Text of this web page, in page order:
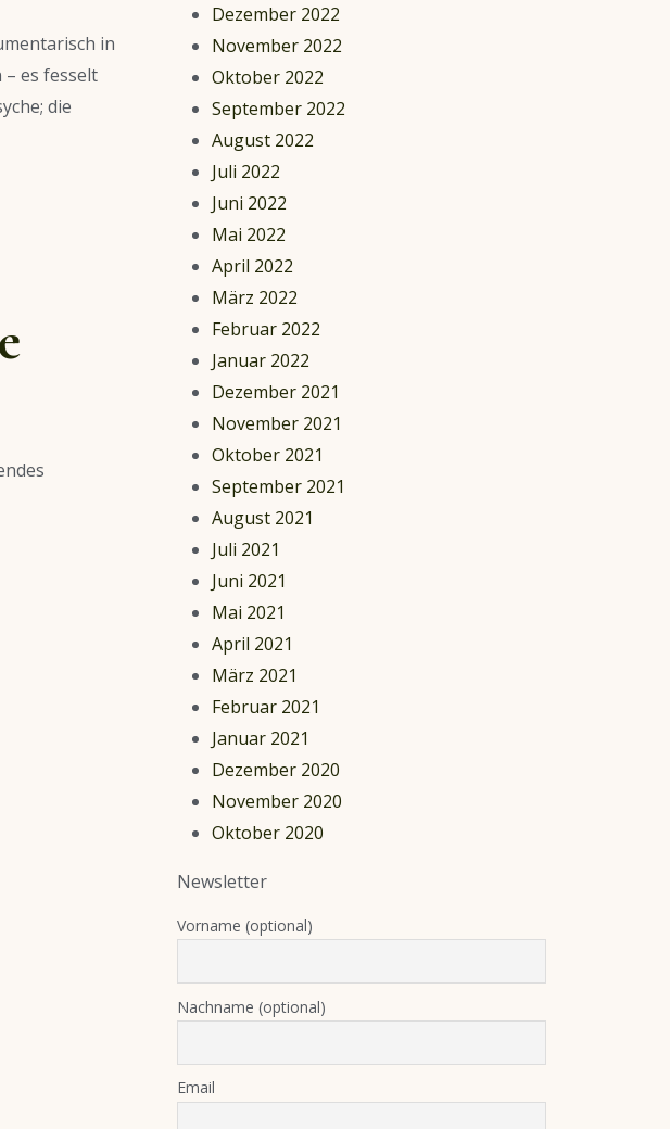
in
es fesselt
die
Dezember 2022
November 2022
Oktober 2022
September 2022
August 2022
Juli 2022
Juni 2022
Mai 2022
April 2022
März 2022
Februar 2022
Januar 2022
Dezember 2021
November 2021
Oktober 2021
September 2021
August 2021
Juli 2021
Juni 2021
Mai 2021
April 2021
März 2021
Februar 2021
Januar 2021
Dezember 2020
November 2020
Oktober 2020
Newsletter
Vorname (optional)
Nachname (optional)
Email